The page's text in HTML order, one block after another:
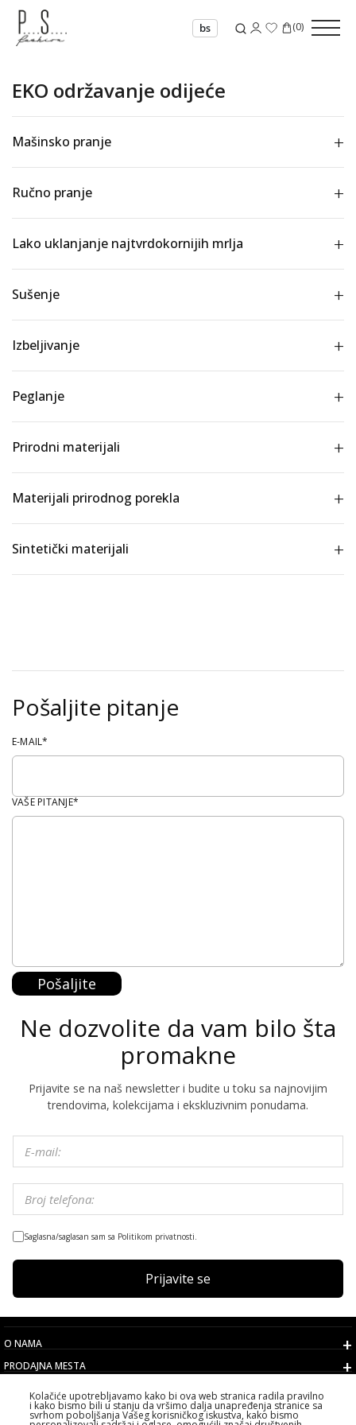
bs (0)
EKO održavanje odijeće
Mašinsko pranje
Ručno pranje
Lako uklanjanje najtvrdokornijih mrlja
Sušenje
Izbeljivanje
Peglanje
Prirodni materijali
Materijali prirodnog porekla
Sintetički materijali
Pošaljite pitanje
E-MAIL*
VAŠE PITANJE*
Pošaljite
Ne dozvolite da vam bilo šta
promakne
Prijavite se na naš newsletter i budite u toku sa najnovijim
trendovima, kolekcijama i ekskluzivnim ponudama.
Saglasna/saglasan sam sa Politikom privatnosti.
Prijavite se
O NAMA
PRODAJNA MESTA
KORISNIČKI SERVIS
Kolačiće upotrebljavamo kako bi ova web stranica radila pravilno
i kako bismo bili u stanju da vršimo dalja unapređenja stranice sa
svrhom poboljšanja Vašeg korisničkog iskustva, kako bismo